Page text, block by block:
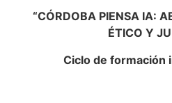
“CÓRDOBA PIENSA IA:
ÉTICO Y
Ciclo de formación